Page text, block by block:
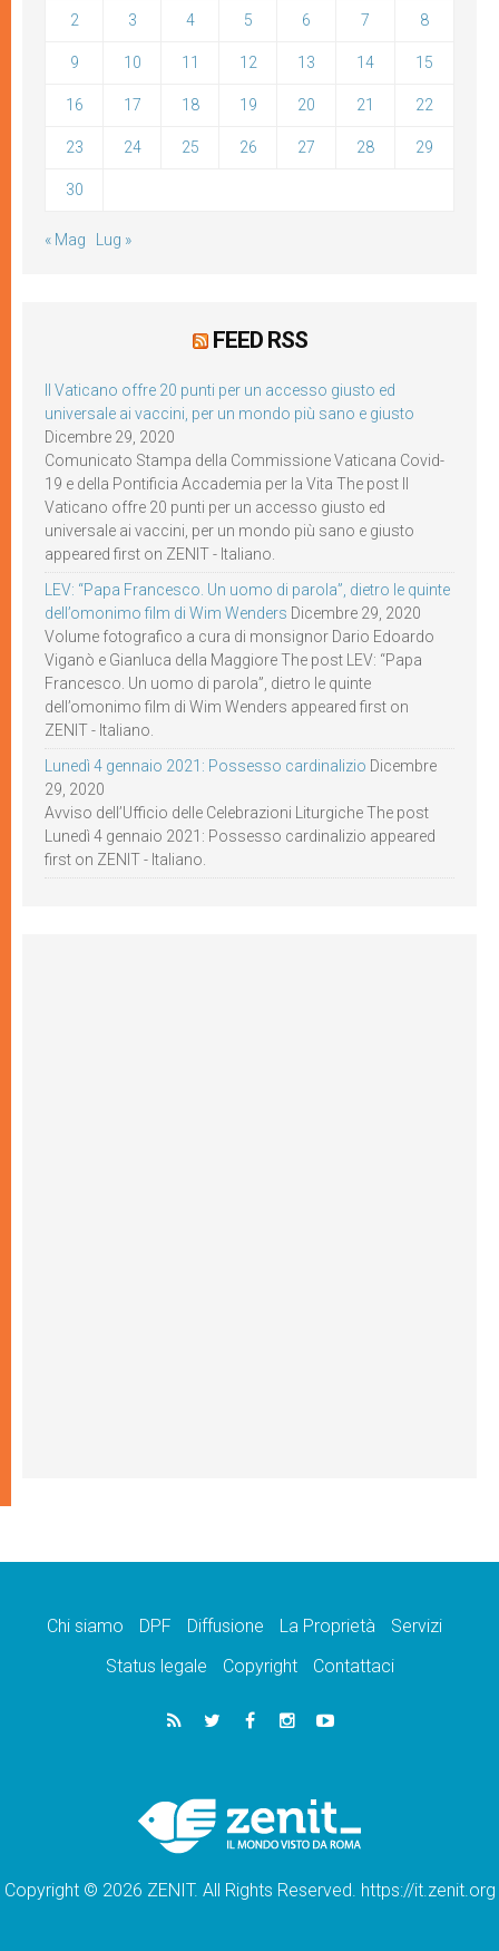
2 3 4 5 6 7 8
9 10 11 12 13 14 15
16 17 18 19 20 21 22
23 24 25 26 27 28 29
30
« Mag Lug »
FEED RSS
Il Vaticano offre 20 punti per un accesso giusto ed
universale ai vaccini, per un mondo più sano e giusto
Dicembre 29, 2020
Comunicato Stampa della Commissione Vaticana Covid-
19 e della Pontificia Accademia per la Vita The post Il
Vaticano offre 20 punti per un accesso giusto ed
universale ai vaccini, per un mondo più sano e giusto
appeared first on ZENIT - Italiano.
LEV: “Papa Francesco. Un uomo di parola”, dietro le quinte
dell’omonimo film di Wim Wenders Dicembre 29, 2020
Volume fotografico a cura di monsignor Dario Edoardo
Viganò e Gianluca della Maggiore The post LEV: “Papa
Francesco. Un uomo di parola”, dietro le quinte
dell’omonimo film di Wim Wenders appeared first on
ZENIT - Italiano.
Lunedì 4 gennaio 2021: Possesso cardinalizio Dicembre
29, 2020
Avviso dell’Ufficio delle Celebrazioni Liturgiche The post
Lunedì 4 gennaio 2021: Possesso cardinalizio appeared
first on ZENIT - Italiano.
Chi siamo DPF Diffusione La Proprietà
Servizi
Status legale
Copyright Contattaci
Copyright © 2026 ZENIT. All Rights Reserved. https://it.zenit.org